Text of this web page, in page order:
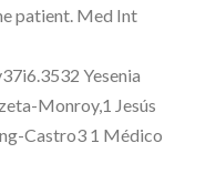
patient. Med Int
Yesenia
Monroy,1 Jesús
Castro3 1 Médico